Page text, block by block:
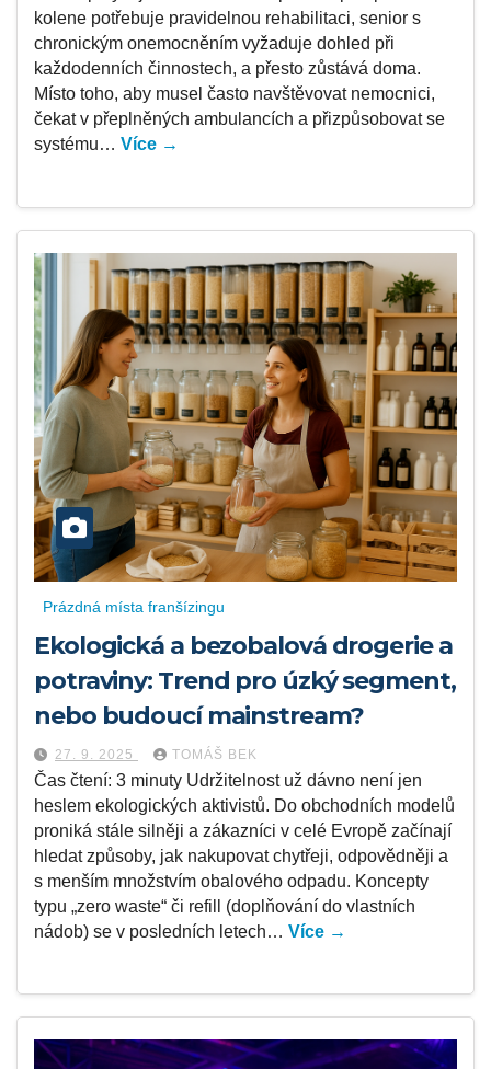
kolene potřebuje pravidelnou rehabilitaci, senior s
chronickým onemocněním vyžaduje dohled při
každodenních činnostech, a přesto zůstává doma.
Místo toho, aby musel často navštěvovat nemocnici,
čekat v přeplněných ambulancích a přizpůsobovat se
systému… Více →
Prázdná místa franšízingu
Ekologická a bezobalová drogerie a
potraviny: Trend pro úzký segment,
nebo budoucí mainstream?
27. 9. 2025 TOMÁŠ BEK
Čas čtení: 3 minuty Udržitelnost už dávno není jen
heslem ekologických aktivistů. Do obchodních modelů
proniká stále silněji a zákazníci v celé Evropě začínají
hledat způsoby, jak nakupovat chytřeji, odpovědněji a
s menším množstvím obalového odpadu. Koncepty
typu „zero waste“ či refill (doplňování do vlastních
nádob) se v posledních letech… Více →